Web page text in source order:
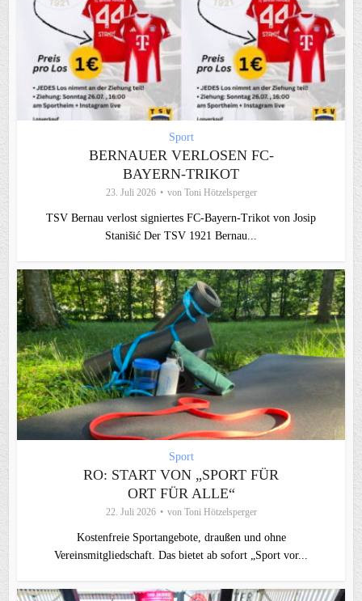
Sport
BERNAUER VERLOSEN FC-
BAYERN-TRIKOT
23. Juli 2026 von Toni Hötzelsperger
TSV Bernau verlost signiertes FC‑Bayern‑Trikot von Josip
Stanišić Der TSV 1921 Bernau...
Sport
RO: START VON „SPORT FÜR
ORT FÜR ALLE“
22. Juli 2026 von Toni Hötzelsperger
Kostenfreie Sportangebote, draußen und ohne
Vereinsmitgliedschaft. Das bietet ab sofort „Sport vor...